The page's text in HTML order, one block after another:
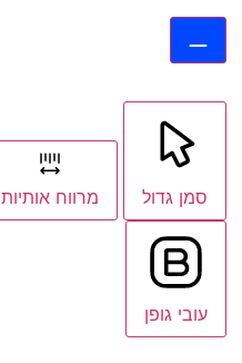
סמן גדול מרווח אותיות
עובי גופן